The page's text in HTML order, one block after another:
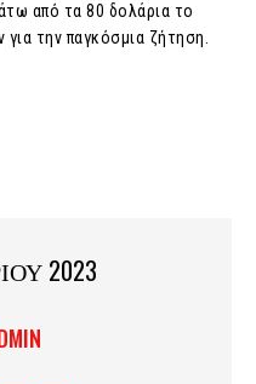
από τα 80 δολάρια το
την παγκόσμια ζήτηση.
2023